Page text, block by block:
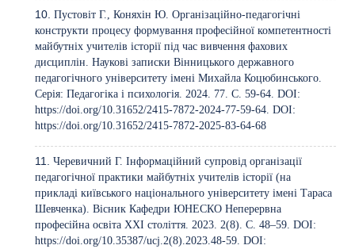
Пустовіт Г., Коняхін Ю. Організаційно-педагогічні
конструкти процесу формування професійної компетентності
майбутніх учителів історії під час вивчення фахових
дисциплін. Наукові записки Вінницького державного
педагогічного університету імені Михайла Коцюбинського.
Серія: Педагогіка і психологія. 2024. 77. C. 59-64. DOI:
https://doi.org/10.31652/2415-7872-2024-77-59-64 . DOI:
https://doi.org/10.31652/2415-7872-2025-83-64-68
Черевичний Г. Інформаційний супровід організації
педагогічної практики майбутніх учителів історії (на
прикладі київського національного університету імені Тараса
Шевченка). Вісник Кафедри ЮНЕСКО Неперервна
професійна освіта ХХІ століття. 2023. 2(8). C. 48–59. DOI:
https://doi.org/10.35387/ucj.2(8).2023.48-59 . DOI: